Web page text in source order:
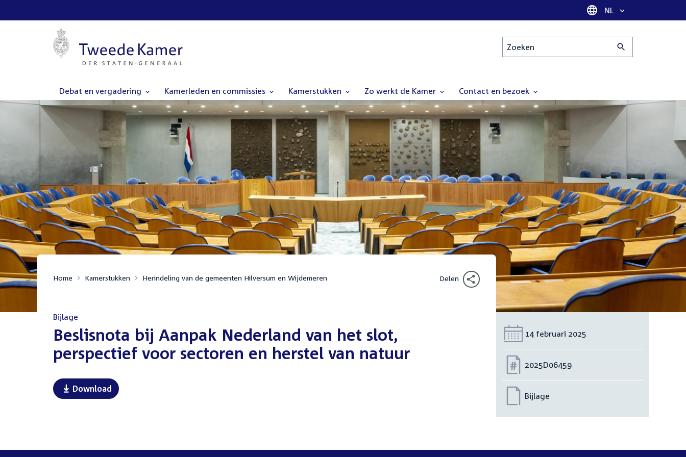
Taal selectie
NL
Zoeken
Debat en vergadering Kamerleden en commissies Kamerstukken Zo werkt de Kamer Contact en bezoek
Home Kamerstukken Herindeling van de gemeenten Hilversum en Wijdemeren Delen
Bijlage
:Beslisnota bij Aanpak Nederland van het slot,
perspectief voor sectoren en herstel van natuur
Download
Datum:
14 februari 2025
Nummer:
2025D06459
Bijlage